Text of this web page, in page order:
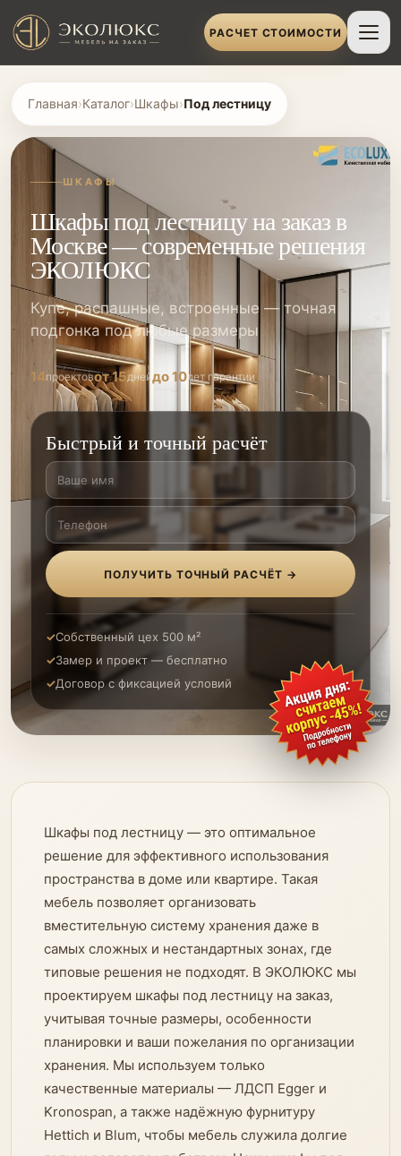
РАСЧЕТ СТОИМОСТИ
Главная›Каталог›Шкафы›Под лестницу
ШКАФЫ
Шкафы под лестницу на заказ в
Москве — современные решения
ЭКОЛЮКС
Купе, распашные, встроенные — точная
подгонка под любые размеры
14проектовот 15дней до 10лет гарантии
Быстрый и точный расчёт
ПОЛУЧИТЬ ТОЧНЫЙ РАСЧЁТ →
Собственный цех 500 м²
Замер и проект — бесплатно
Договор с фиксацией условий
Шкафы под лестницу — это оптимальное
решение для эффективного использования
пространства в доме или квартире. Такая
мебель позволяет организовать
вместительную систему хранения даже в
самых сложных и нестандартных зонах, где
типовые решения не подходят. В ЭКОЛЮКС мы
проектируем шкафы под лестницу на заказ,
учитывая точные размеры, особенности
планировки и ваши пожелания по организации
хранения. Мы используем только
качественные материалы — ЛДСП Egger и
Kronospan, а также надёжную фурнитуру
Hettich и Blum, чтобы мебель служила долгие